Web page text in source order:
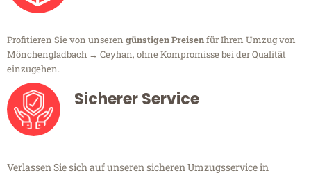
Profitieren Sie von unseren günstigen Preisenfür Ihren Umzug von
Mönchengladbach → Ceyhan, ohne Kompromisse bei der Qualität
einzugehen.
Sicherer Service
Verlassen Sie sich auf unseren sicheren Umzugsservice in